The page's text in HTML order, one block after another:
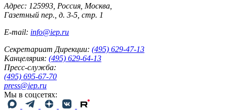
Адрес: 125993, Россия, Москва,
Газетный пер., д. 3-5, стр. 1
E-mail: info@iep.ru
Секретариат Дирекции: (495) 629-47-13
Канцелярия: (495) 629-64-13
Пресс-служба:
(495) 695-67-70
press@iep.ru
Мы в соцсетях: